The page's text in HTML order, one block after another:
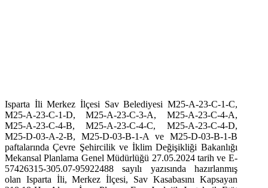
Isparta İli Merkez İlçesi Sav Belediyesi M25-A-23-C-1-C,
M25-A-23-C-1-D, M25-A-23-C-3-A, M25-A-23-C-4-A,
M25-A-23-C-4-B, M25-A-23-C-4-C, M25-A-23-C-4-D,
M25-D-03-A-2-B, M25-D-03-B-1-A ve M25-D-03-B-1-B
paftalarında Çevre Şehircilik ve İklim Değişikliği Bakanlığı
Mekansal Planlama Genel Müdürlüğü 27.05.2024 tarih ve E-
57426315-305.07-95922488 sayılı yazısında hazırlanmış
olan Isparta İli, Merkez İlçesi, Sav Kasabasını Kapsayan